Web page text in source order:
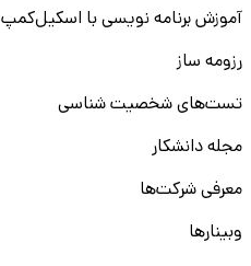
آموزش برنامه نویسی با اسکیل‌کمپ
رزومه ساز
تست‌های شخصیت شناسی
مجله دانشکار
معرفی شرکت‌ها
وبینار‌‌ها